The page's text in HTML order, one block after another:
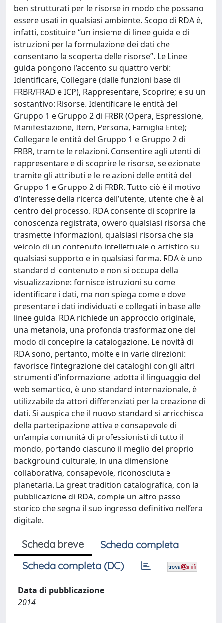
ben strutturati per le risorse in modo che possano
essere usati in qualsiasi ambiente. Scopo di RDA è,
infatti, costituire “un insieme di linee guida e di
istruzioni per la formulazione dei dati che
consentano la scoperta delle risorse”. Le Linee
guida pongono l’accento su quattro verbi:
Identificare, Collegare (dalle funzioni base di
FRBR/FRAD e ICP), Rappresentare, Scoprire; e su un
sostantivo: Risorse. Identificare le entità del
Gruppo 1 e Gruppo 2 di FRBR (Opera, Espressione,
Manifestazione, Item, Persona, Famiglia Ente);
Collegare le entità del Gruppo 1 e Gruppo 2 di
FRBR, tramite le relazioni. Consentire agli utenti di
rappresentare e di scoprire le risorse, selezionate
tramite gli attributi e le relazioni delle entità del
Gruppo 1 e Gruppo 2 di FRBR. Tutto ciò è il motivo
d’interesse della ricerca dell’utente, utente che è al
centro del processo. RDA consente di scoprire la
conoscenza registrata, ovvero qualsiasi risorsa che
trasmette informazioni, qualsiasi risorsa che sia
veicolo di un contenuto intellettuale o artistico su
qualsiasi supporto e in qualsiasi forma. RDA è uno
standard di contenuto e non si occupa della
visualizzazione: fornisce istruzioni su come
identificare i dati, ma non spiega come e dove
presentare i dati individuati e collegati in base alle
linee guida. RDA richiede un approccio originale,
una metanoia, una profonda trasformazione del
modo di concepire la catalogazione. Le novità di
RDA sono, pertanto, molte e in varie direzioni:
favorisce l’integrazione dei cataloghi con gli altri
strumenti d’informazione, adotta il linguaggio del
web semantico, è uno standard internazionale, è
utilizzabile da attori differenziati per la creazione di
dati. Si auspica che il nuovo standard si arricchisca
della partecipazione attiva e consapevole di
un’ampia comunità di professionisti di tutto il
mondo, portando ciascuno il meglio del proprio
‎background culturale, in una dimensione
collaborativa, consapevole, riconosciuta e
planetaria. La great tradition catalografica, con la
pubblicazione di RDA, compie un altro passo
storico che segna il suo ingresso definitivo nell’era
digitale.
Scheda breve
Scheda completa
Scheda completa (DC)
Data di pubblicazione
2014